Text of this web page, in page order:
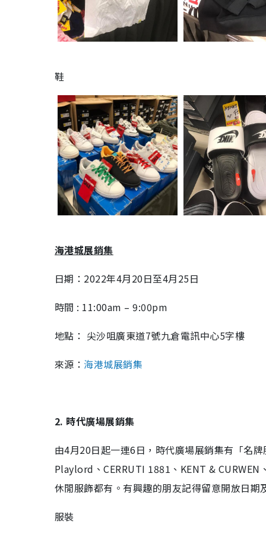
鞋
海港城展銷集
日期：2022年4月20日至4月25日
時間 : 11:00am – 9:00pm
地點： 尖沙咀廣東道7號九倉電訊中心5字樓
來源： 海港城展銷集
2. 時代廣場展銷集
由4月20日起一連6日，時代廣場展銷集有「名
Playlord、CERRUTI 1881、KENT &
休閒服飾都有。有興趣的朋友記得留意開放日期
服裝